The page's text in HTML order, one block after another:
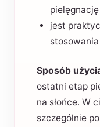
jest
Sposób
ostatni etap
na słońce. W
szczególnie